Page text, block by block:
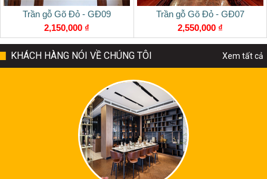
Trần gỗ Gõ Đỏ - GĐ09
2,150,000 ₫
Trần gỗ Gõ Đỏ - GĐ07
2,550,000 ₫
Xem tất cả
KHÁCH HÀNG NÓI VỀ CHÚNG TÔI